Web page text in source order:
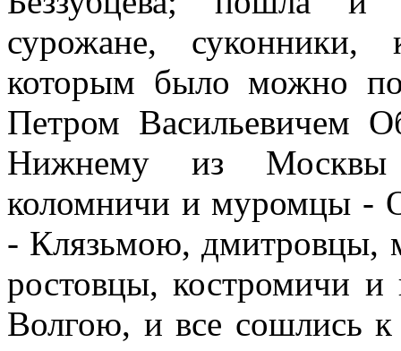
сурожане,
которым было можно
Петром Васильевичем
Нижнему из
коломничи и муромцы -
- Клязьмою, дмитровцы,
ростовцы, костромичи
Волгою, и все сошлись